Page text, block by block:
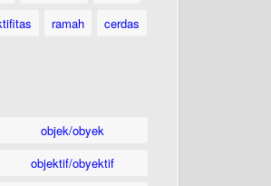
ramah
cerdas
objek/obyek
objektif/obyektif